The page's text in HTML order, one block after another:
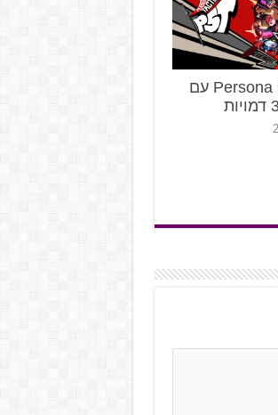
Persona 5: Tactica עם